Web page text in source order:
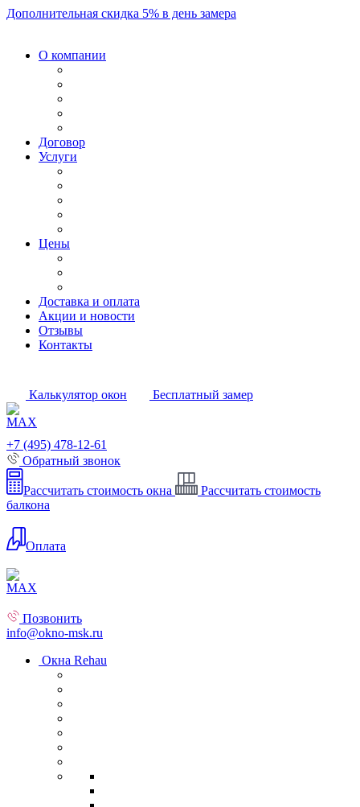
Дополнительная скидка 5% в день замера
О компании
Договор
Услуги
Цены
Доставка и оплата
Акции и новости
Отзывы
Контакты
Калькулятор окон Бесплатный замер
+7 (495) 478-12-61
Обратный звонок
Рассчитать стоимость окна
Рассчитать стоимость
балкона
Оплата
Позвонить
info@okno-msk.ru
Окна Rehau